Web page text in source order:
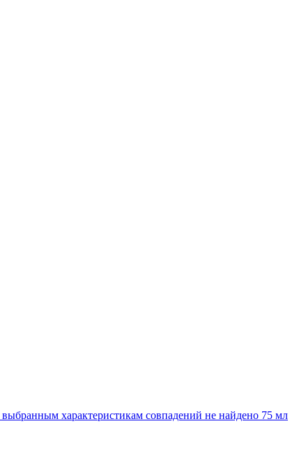
характеристикам совпадений не найдено 75 мл